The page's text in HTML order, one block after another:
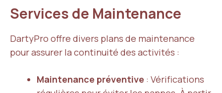
Services de Maintenance
DartyPro offre divers plans de maintenance
pour assurer la continuité des activités :
Maintenance préventive : Vérifications